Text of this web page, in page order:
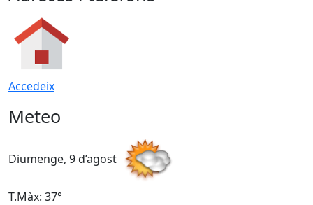
Accedeix
Meteo
Diumenge, 9 d’agost
T.Màx: 37°